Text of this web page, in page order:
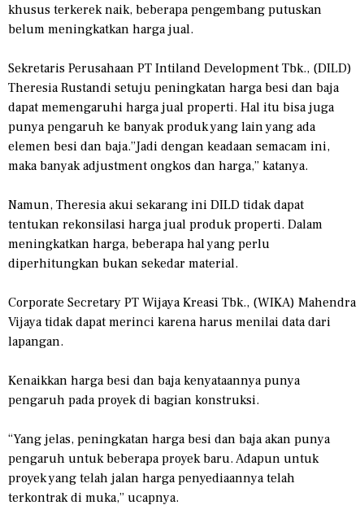
khusus terkerek naik, beberapa pengembang putuskan
belum meningkatkan harga jual.
Sekretaris Perusahaan PT Intiland Development Tbk., (DILD)
Theresia Rustandi setuju peningkatan harga besi dan baja
dapat memengaruhi harga jual properti. Hal itu bisa juga
punya pengaruh ke banyak produk yang lain yang ada
elemen besi dan baja.”Jadi dengan keadaan semacam ini,
maka banyak adjustment ongkos dan harga,” katanya.
Namun, Theresia akui sekarang ini DILD tidak dapat
tentukan rekonsilasi harga jual produk properti. Dalam
meningkatkan harga, beberapa hal yang perlu
diperhitungkan bukan sekedar material.
Corporate Secretary PT Wijaya Kreasi Tbk., (WIKA) Mahendra
Vijaya tidak dapat merinci karena harus menilai data dari
lapangan.
Kenaikkan harga besi dan baja kenyataannya punya
pengaruh pada proyek di bagian konstruksi.
“Yang jelas, peningkatan harga besi dan baja akan punya
pengaruh untuk beberapa proyek baru. Adapun untuk
proyek yang telah jalan harga penyediaannya telah
terkontrak di muka,” ucapnya.